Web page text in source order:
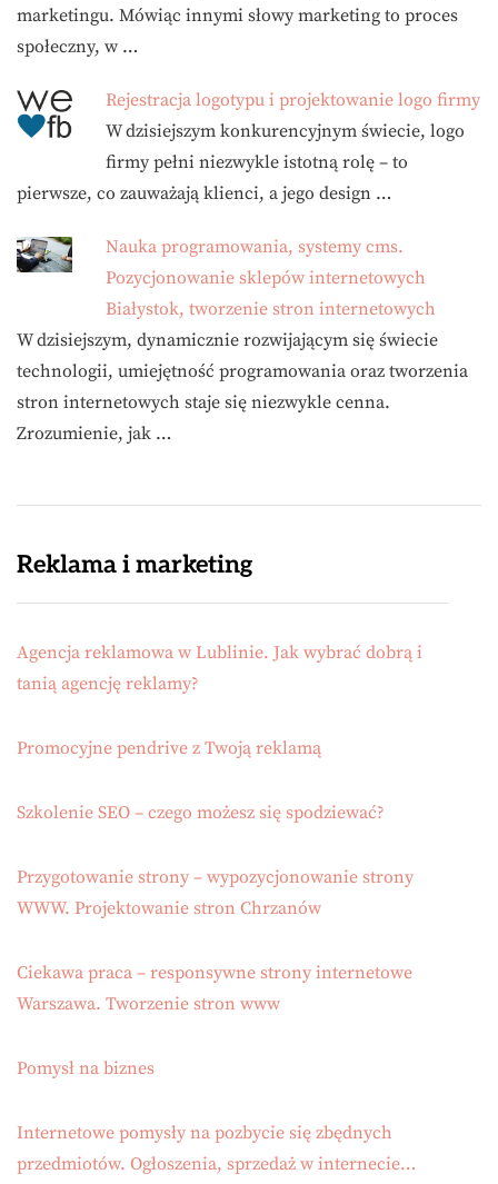
marketingu. Mówiąc innymi słowy marketing to proces
społeczny, w …
Rejestracja logotypu i projektowanie logo firmy
W dzisiejszym konkurencyjnym świecie, logo
firmy pełni niezwykle istotną rolę – to
pierwsze, co zauważają klienci, a jego design …
Nauka programowania, systemy cms.
Pozycjonowanie sklepów internetowych
Białystok, tworzenie stron internetowych
W dzisiejszym, dynamicznie rozwijającym się świecie
technologii, umiejętność programowania oraz tworzenia
stron internetowych staje się niezwykle cenna.
Zrozumienie, jak …
Reklama i marketing
Agencja reklamowa w Lublinie. Jak wybrać dobrą i
tanią agencję reklamy?
Promocyjne pendrive z Twoją reklamą
Szkolenie SEO – czego możesz się spodziewać?
Przygotowanie strony – wypozycjonowanie strony
WWW. Projektowanie stron Chrzanów
Ciekawa praca – responsywne strony internetowe
Warszawa. Tworzenie stron www
Pomysł na biznes
Internetowe pomysły na pozbycie się zbędnych
przedmiotów. Ogłoszenia, sprzedaż w internecie…